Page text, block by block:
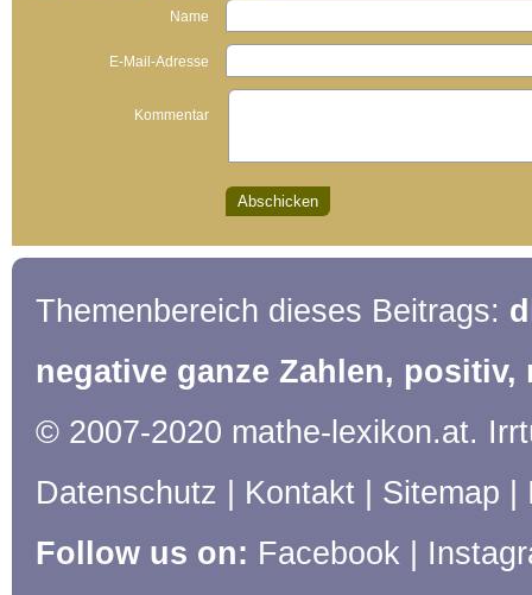
Name
E-Mail-Adresse
Kommentar
Themenbereich dieses Beitrags:
negative ganze Zahlen, positiv,
© 2007-2020 mathe-lexikon.at.
Datenschutz
Kontakt Sitemap
Follow us on: Facebook